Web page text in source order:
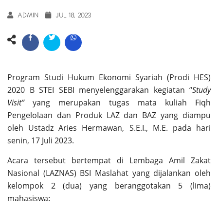
ADMIN JUL 18, 2023
Program Studi Hukum Ekonomi Syariah (Prodi HES)
2020 B STEI SEBI menyelenggarakan kegiatan “Study
Visit”yang merupakan tugas mata kuliah Fiqh
Pengelolaan dan Produk LAZ dan BAZ yang diampu
oleh Ustadz Aries Hermawan, S.E.I., M.E. pada hari
senin, 17 Juli 2023.
Acara tersebut bertempat di Lembaga Amil Zakat
Nasional (LAZNAS) BSI Maslahat yang dijalankan oleh
kelompok 2 (dua) yang beranggotakan 5 (lima)
mahasiswa: